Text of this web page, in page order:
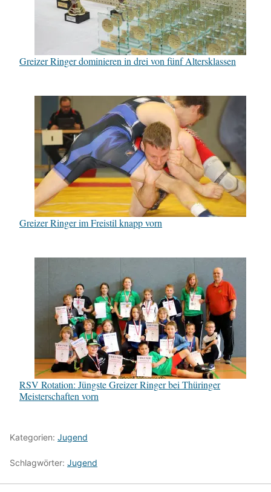
Greizer Ringer dominieren in drei von fünf Altersklassen
Greizer Ringer im Freistil knapp vorn
RSV Rotation: Jüngste Greizer Ringer bei Thüringer
Meisterschaften vorn
Kategorien: Jugend
Schlagwörter: Jugend